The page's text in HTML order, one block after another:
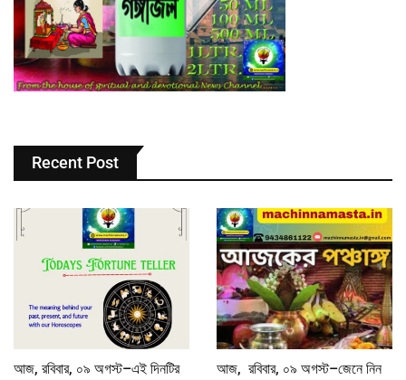
Recent Post
আজ, রবিবার, ০৯ অগস্ট–এই দিনটির
আজ, রবিবার, ০৯ অগস্ট–জেনে নিন